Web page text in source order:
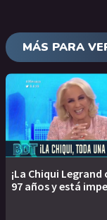
MÁS PARA
¡La Chiqui Legrand
97 años y está